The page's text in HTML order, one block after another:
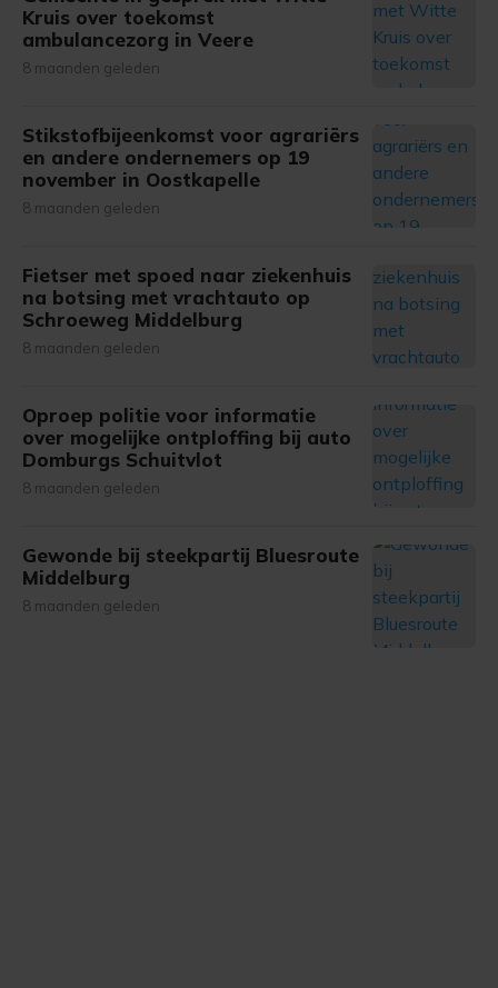
Kruis over toekomst
ambulancezorg in Veere
8 maanden geleden
Stikstofbijeenkomst voor agrariërs
en andere ondernemers op 19
november in Oostkapelle
8 maanden geleden
Fietser met spoed naar ziekenhuis
na botsing met vrachtauto op
Schroeweg Middelburg
8 maanden geleden
Oproep politie voor informatie
over mogelijke ontploffing bij auto
Domburgs Schuitvlot
8 maanden geleden
Gewonde bij steekpartij Bluesroute
Middelburg
8 maanden geleden